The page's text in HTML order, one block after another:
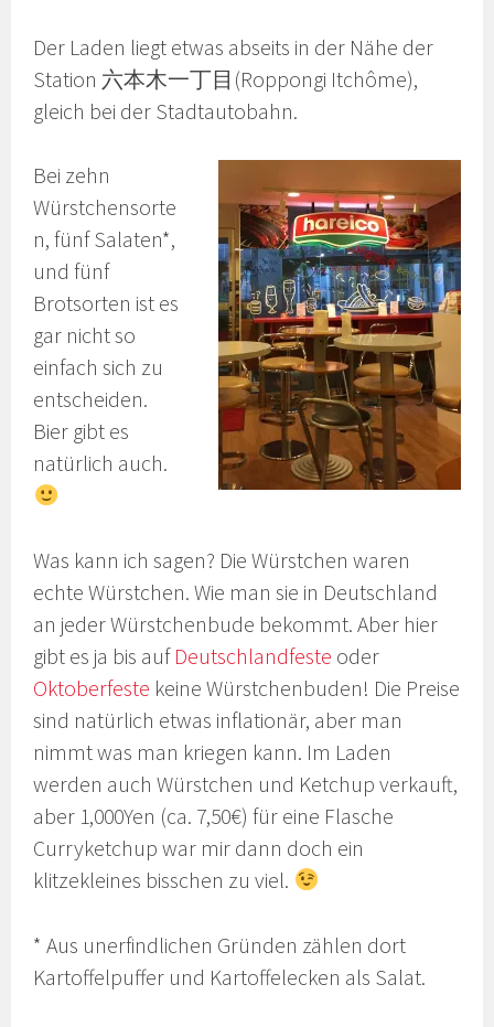
Der Laden liegt etwas abseits in der Nähe der
Station 六本木一丁目(Roppongi Itchôme),
gleich bei der Stadtautobahn.
Bei zehn
Würstchensorte
n, fünf Salaten*,
und fünf
Brotsorten ist es
gar nicht so
einfach sich zu
entscheiden.
Bier gibt es
natürlich auch.
Was kann ich sagen? Die Würstchen waren
echte Würstchen. Wie man sie in Deutschland
an jeder Würstchenbude bekommt. Aber hier
gibt es ja bis auf Deutschlandfeste oder
Oktoberfeste keine Würstchenbuden! Die Preise
sind natürlich etwas inflationär, aber man
nimmt was man kriegen kann. Im Laden
werden auch Würstchen und Ketchup verkauft,
aber 1,000Yen (ca. 7,50€) für eine Flasche
Curryketchup war mir dann doch ein
klitzekleines bisschen zu viel.
* Aus unerfindlichen Gründen zählen dort
Kartoffelpuffer und Kartoffelecken als Salat.